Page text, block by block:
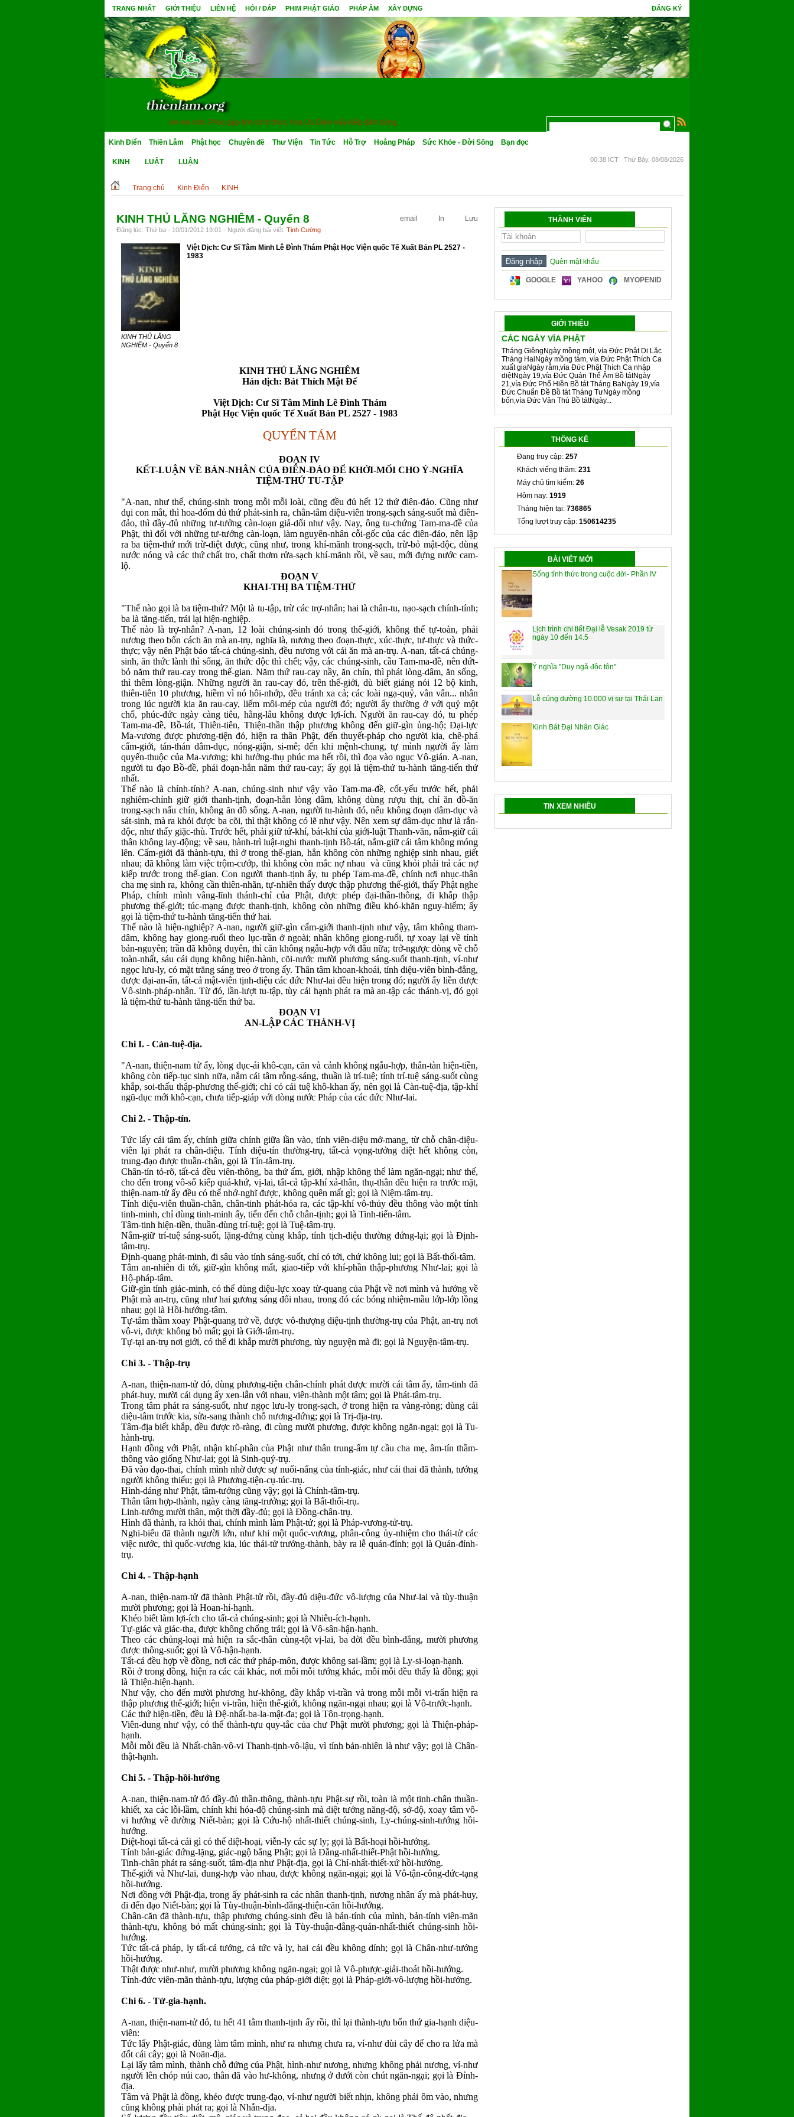
TRANG NHẤT GIỚI THIỆU LIÊN HỆ HỎI / ĐÁP PHIM PHẬT GIÁO PHÁP ÂM XÂY DỰNG ĐĂNG KÝ
mong thân cận minh sư, quả Bồ Đề một đêm mà chín. Phúc gặp tình cờ tri thức, hoa Ưu Đàm mấy kiếp đâm bông.
Kinh Điển
KINH LUẬT LUẬN
Thiền Lâm Phật học Chuyên đề Thư Viện Tin Tức Hỗ Trợ Hoằng Pháp Sức Khỏe - Đời Sống Bạn đọc
00:38 ICT Thứ Bảy, 08/08/2026
Trang chủ Kinh Điển KINH
email In Lưu
KINH THỦ LĂNG NGHIÊM - Quyển 8
Đăng lúc: Thứ ba - 10/01/2012 19:01 - Người đăng bài viết: Tịnh Cường
KINH THỦ LĂNG
NGHIÊM - Quyển 8
Việt Dịch: Cư Sĩ Tâm Minh Lê Đình Thám Phật Học Viện quốc Tế Xuất Bản PL 2527 -
1983
KINH THỦ LĂNG NGHIÊM
Hán dịch: Bát Thích Mật Đế
Việt Dịch: Cư Sĩ Tâm Minh Lê Đình Thám
Phật Học Viện quốc Tế Xuất Bản PL 2527 - 1983
QUYỂN TÁM
ĐOẠN IV
KẾT-LUẬN VỀ BẢN-NHÂN CỦA ĐIÊN-ĐẢO ĐỂ KHỞI-MỐI CHO Ý-NGHĨA
TIỆM-THỨ TU-TẬP
"A-nan, như thế, chúng-sinh trong mỗi mỗi loài, cũng đều đủ hết 12 thứ điên-đảo. Cũng như
dụi con mắt, thì hoa-đốm đủ thứ phát-sinh ra, chân-tâm diệu-viên trong-sạch sáng-suốt mà điên-
đảo, thì đầy-đủ những tư-tưởng càn-loạn giả-dối như vậy. Nay, ông tu-chứng Tam-ma-đề của
Phật, thì đối với những tư-tưởng càn-loạn, làm nguyên-nhân cỗi-gốc của các điên-đảo, nên lập
ra ba tiệm-thứ mới trừ-diệt được, cũng như, trong khí-mãnh trong-sạch, trừ-bỏ mật-độc, dùng
nước nóng và các thứ chất tro, chất thơm rửa-sạch khí-mãnh rồi, về sau, mới đựng nước cam-
lộ.
ĐOẠN V
KHAI-THỊ BA TIỆM-THỨ
"Thế nào gọi là ba tiệm-thứ? Một là tu-tập, trừ các trợ-nhân; hai là chân-tu, nạo-sạch chính-tính;
ba là tăng-tiến, trái lại hiện-nghiệp.
Thế nào là trợ-nhân? A-nan, 12 loài chúng-sinh đó trong thế-giới, không thể tự-toàn, phải
nương theo bốn cách ăn mà an-trụ, nghĩa là, nương theo đoạn-thực, xúc-thực, tư-thực và thức-
thực; vậy nên Phật bảo tất-cả chúng-sinh, đều nương với cái ăn mà an-trụ. A-nan, tất-cả chúng-
sinh, ăn thức lành thì sống, ăn thức độc thì chết; vậy, các chúng-sinh, cầu Tam-ma-đề, nên dứt-
bỏ năm thứ rau-cay trong thế-gian. Năm thứ rau-cay nầy, ăn chín, thì phát lòng-dâm, ăn sống,
thì thêm lòng-giận. Những người ăn rau-cay đó, trên thế-giới, dù biết giảng nói 12 bộ kinh,
thiên-tiên 10 phương, hiềm vì nó hôi-nhớp, đều tránh xa cả; các loài ngạ-quỷ, vân vân... nhân
trong lúc người kia ăn rau-cay, liếm môi-mép của người đó; người ấy thường ở với quỷ một
chổ, phúc-đức ngày càng tiêu, hằng-lâu không được lợi-ích. Người ăn rau-cay đó, tu phép
Tam-ma-đề, Bồ-tát, Thiên-tiên, Thiện-thần thập phương không đến giữ-gìn ủng-hộ; Đại-lực
Ma-vương được phương-tiện đó, hiện ra thân Phật, đến thuyết-pháp cho người kia, chê-phá
cấm-giới, tán-thán dâm-dục, nóng-giận, si-mê; đến khi mệnh-chung, tự mình người ấy làm
quyến-thuộc của Ma-vương; khi hưởng-thụ phúc ma hết rồi, thì đọa vào ngục Vô-gián. A-nan,
người tu đạo Bồ-đề, phải đoạn-hẳn năm thứ rau-cay; ấy gọi là tiệm-thứ tu-hành tăng-tiến thứ
nhất.
Thế nào là chính-tính? A-nan, chúng-sinh như vậy vào Tam-ma-đề, cốt-yếu trước hết, phải
nghiêm-chỉnh giữ giới thanh-tịnh, đoạn-hẳn lòng dâm, không dùng rượu thịt, chỉ ăn đồ-ăn
trong-sạch nấu chín, không ăn đồ sống. A-nan, người tu-hành đó, nếu không đoạn dâm-dục và
sát-sinh, mà ra khỏi được ba cõi, thì thật không có lẽ như vậy. Nên xem sự dâm-dục như là rắn-
độc, như thấy giặc-thù. Trước hết, phải giữ tứ-khí, bát-khí của giới-luật Thanh-văn, nắm-giữ cái
thân không lay-động; về sau, hành-trì luật-nghi thanh-tịnh Bồ-tát, nắm-giữ cái tâm không móng
lên. Cấm-giới đã thành-tựu, thì ở trong thế-gian, hẳn không còn những nghiệp sinh nhau, giết
nhau; đã không làm việc trộm-cướp, thì không còn mắc nợ nhau và cũng khỏi phải trả các nợ
kiếp trước trong thế-gian. Con người thanh-tịnh ấy, tu phép Tam-ma-đề, chính nơi nhục-thân
cha mẹ sinh ra, không cần thiên-nhãn, tự-nhiên thấy được thập phương thế-giới, thấy Phật nghe
Pháp, chính mình vâng-lĩnh thánh-chỉ của Phật, được phép đại-thần-thông, đi khắp thập
phương thế-giới; túc-mạng được thanh-tịnh, không còn những điều khó-khăn nguy-hiểm; ấy
gọi là tiệm-thứ tu-hành tăng-tiến thứ hai.
Thế nào là hiện-nghiệp? A-nan, người giữ-gìn cấm-giới thanh-tịnh như vậy, tâm không tham-
dâm, không hay giong-ruổi theo lục-trần ở ngoài; nhân không giong-ruổi, tự xoay lại về tính
bản-nguyên; trần đã không duyên, thì căn không ngẫu-hợp với đâu nữa; trở-ngược dòng về chỗ
toàn-nhất, sáu cái dụng không hiện-hành, cõi-nước mười phương sáng-suốt thanh-tịnh, ví-như
ngọc lưu-ly, có mặt trăng sáng treo ở trong ấy. Thân tâm khoan-khoái, tính diệu-viên bình-đẳng,
được đại-an-ẩn, tất-cả mật-viên tịnh-diệu các đức Như-lai đều hiện trong đó; người ấy liền được
Vô-sinh-pháp-nhẫn. Từ đó, lần-lượt tu-tập, tùy cái hạnh phát ra mà an-tập các thánh-vị, đó gọi
là tiệm-thứ tu-hành tăng-tiến thứ ba.
ĐOẠN VI
AN-LẬP CÁC THÁNH-VỊ
ChiI. - Càn-tuệ-địa.
"A-nan, thiện-nam tử ấy, lòng dục-ái khô-cạn, căn và cảnh không ngẫu-hợp, thân-tàn hiện-tiền,
không còn tiếp-tục sinh nữa, nắm cái tâm rỗng-sáng, thuần là trí-tuệ; tính trí-tuệ sáng-suốt cùng
khắp, soi-thấu thập-phương thế-giới; chỉ có cái tuệ khô-khan ấy, nên gọi là Càn-tuệ-địa, tập-khí
ngũ-dục mới khô-cạn, chưa tiếp-giáp với dòng nước Pháp của các đức Như-lai.
Chi 2. - Thập-tín.
Tức lấy cái tâm ấy, chính giữa chính giữa lần vào, tính viên-diệu mở-mang, từ chỗ chân-diệu-
viên lại phát ra chân-diệu. Tính diệu-tín thường-trụ, tất-cả vọng-tưởng diệt hết không còn,
trung-đạo được thuần-chân, gọi là Tín-tâm-trụ.
Chân-tín tỏ-rõ, tất-cả đều viên-thông, ba thứ ấm, giới, nhập không thể làm ngăn-ngại; như thế,
cho đến trong vô-số kiếp quá-khứ, vị-lai, tất-cả tập-khí xả-thân, thụ-thân đều hiện ra trước mặt,
thiện-nam-tử ấy đều có thể nhớ-nghĩ được, không quên mất gì; gọi là Niệm-tâm-trụ.
Tính diệu-viên thuần-chân, chân-tinh phát-hóa ra, các tập-khí vô-thủy đều thông vào một tính
tinh-minh, chỉ dùng tinh-minh ấy, tiến đến chỗ chân-tịnh; gọi là Tinh-tiến-tâm.
Tâm-tinh hiện-tiền, thuần-dùng trí-tuệ; gọi là Tuệ-tâm-trụ.
Nắm-giữ trí-tuệ sáng-suốt, lặng-đứng cùng khắp, tính tịch-diệu thường đứng-lại; gọi là Định-
tâm-trụ.
Định-quang phát-minh, đi sâu vào tính sáng-suốt, chỉ có tới, chứ không lui; gọi là Bất-thối-tâm.
Tâm an-nhiên đi tới, giữ-gìn không mất, giao-tiếp với khí-phần thập-phương Như-lai; gọi là
Hộ-pháp-tâm.
Giữ-gìn tính giác-minh, có thể dùng diệu-lực xoay từ-quang của Phật về nơi mình và hướng về
Phật mà an-trụ, cũng như hai gương sáng đối nhau, trong đó các bóng nhiệm-mầu lớp-lớp lồng
nhau; gọi là Hồi-hướng-tâm.
Tự-tâm thầm xoay Phật-quang trở về, được vô-thượng diệu-tịnh thường-trụ của Phật, an-trụ nơi
vô-vi, được không bỏ mất; gọi là Giới-tâm-trụ.
Tự-tại an-trụ nơi giới, có thể đi khắp mười phương, tùy nguyện mà đi; gọi là Nguyện-tâm-trụ.
Chi 3. - Thập-trụ
A-nan, thiện-nam-tử đó, dùng phương-tiện chân-chính phát được mười cái tâm ấy, tâm-tinh đã
phát-huy, mười cái dụng ấy xen-lẫn với nhau, viên-thành một tâm; gọi là Phát-tâm-trụ.
Trong tâm phát ra sáng-suốt, như ngọc lưu-ly trong-sạch, ở trong hiện ra vàng-ròng; dùng cái
diệu-tâm trước kia, sửa-sang thành chỗ nương-đứng; gọi là Trị-địa-trụ.
Tâm-địa biết khắp, đều được rõ-ràng, đi cùng mười phương, được không ngăn-ngại; gọi là Tu-
hành-trụ.
Hạnh đồng với Phật, nhận khí-phần của Phật như thân trung-ấm tự cầu cha mẹ, âm-tín thầm-
thông vào giống Như-lai; gọi là Sinh-quý-trụ.
Đã vào đạo-thai, chính mình nhờ được sự nuối-nấng của tính-giác, như cái thai đã thành, tướng
người không thiếu; gọi là Phương-tiện-cụ-túc-trụ.
Hình-dáng như Phật, tâm-tướng cũng vậy; gọi là Chính-tâm-trụ.
Thân tâm hợp-thành, ngày càng tăng-trưởng; gọi là Bất-thối-trụ.
Linh-tướng mười thân, một thời đầy-đủ; gọi là Đồng-chân-trụ.
Hình đã thành, ra khỏi thai, chính mình làm Phật-tử; gọi là Pháp-vương-tử-trụ.
Nghi-biểu đã thành người lớn, như khi một quốc-vương, phân-công ủy-nhiệm cho thái-tử các
việc nước, thì quốc-vương kia, lúc thái-tử trưởng-thành, bày ra lễ quán-đỉnh; gọi là Quán-đỉnh-
trụ.
Chi 4. - Thập-hạnh
A-nan, thiện-nam-tử đã thành Phật-tử rồi, đầy-đủ diệu-đức vô-lượng của Như-lai và tùy-thuận
mười phương; gọi là Hoan-hỉ-hạnh.
Khéo biết làm lợi-ích cho tất-cả chúng-sinh; gọi là Nhiêu-ích-hạnh.
Tự-giác và giác-tha, được không chống trái; gọi là Vô-sân-hận-hạnh.
Theo các chủng-loại mà hiện ra sắc-thân cùng-tột vị-lai, ba đời đều bình-đẳng, mười phương
được thông-suốt; gọi là Vô-hận-hạnh.
Tất-cả đều hợp về đồng, nơi các thứ pháp-môn, được không sai-lầm; gọi là Ly-si-loạn-hạnh.
Rồi ở trong đồng, hiện ra các cái khác, nơi mỗi mỗi tướng khác, mỗi mỗi đều thấy là đồng; gọi
là Thiện-hiện-hạnh.
Như vậy, cho đến mười phương hư-không, đầy khắp vi-trần và trong mỗi mỗi vi-trẩn hiện ra
thập phương thế-giới; hiện vi-trần, hiện thế-giới, không ngăn-ngại nhau; gọi là Vô-trước-hạnh.
Các thứ hiện-tiền, đều là Đệ-nhất-ba-la-mật-đa; gọi là Tôn-trọng-hạnh.
Viên-dung như vậy, có thể thành-tựu quy-tắc của chư Phật mười phương; gọi là Thiện-pháp-
hạnh.
Mỗi mỗi đều là Nhất-chân-vô-vi Thanh-tịnh-vô-lậu, vì tính bản-nhiên là như vậy; gọi là Chân-
thật-hạnh.
Chi 5. - Thập-hồi-hướng
A-nan, thiện-nam-tử đó đầy-đủ thần-thông, thành-tựu Phật-sự rồi, toàn là một tinh-chân thuần-
khiết, xa các lỗi-lầm, chính khi hóa-độ chúng-sinh mà diệt tướng năng-độ, sở-độ, xoay tâm vô-
vi hướng về đường Niết-bàn; gọi là Cứu-hộ nhất-thiết chúng-sinh, Ly-chúng-sinh-tướng hồi-
hướng.
Diệt-hoại tất-cả cái gì có thể diệt-hoại, viễn-ly các sự ly; gọi là Bất-hoại hồi-hướng.
Tính bản-giác đứng-lặng, giác-ngộ bằng Phật; gọi là Đẳng-nhất-thiết-Phật hồi-hướng.
Tinh-chân phát ra sáng-suốt, tâm-địa như Phật-địa, gọi là Chí-nhất-thiết-xứ hồi-hướng.
Thế-giới và Như-lai, dung-hợp vào nhau, được không ngăn-ngại; gọi là Vô-tận-công-đức-tạng
hồi-hướng.
Nơi đồng với Phật-địa, trong ấy phát-sinh ra các nhân thanh-tịnh, nương nhân ấy mà phát-huy,
đi đến đạo Niết-bàn; gọi là Tùy-thuận-bình-đẳng-thiện-căn hồi-hướng.
Chân-căn đã thành-tựu, thập phương chúng-sinh đều là bản-tính của mình, bản-tính viên-mãn
thành-tựu, không bỏ mất chúng-sinh; gọi là Tùy-thuận-đẳng-quán-nhất-thiết chúng-sinh hồi-
hướng.
Tức tất-cả pháp, ly tất-cả tướng, cả tức và ly, hai cái đều không dính; gọi là Chân-như-tướng
hồi-hướng.
Thật được như-như, mười phương không ngăn-ngại; gọi là Vô-phược-giải-thoát hồi-hướng.
Tính-đức viên-mãn thành-tựu, lượng của pháp-giới diệt; gọi là Pháp-giới-vô-lượng hồi-hướng.
Chi 6. - Tứ-gia-hạnh.
A-nan, thiện-nam-tử đó, tu hết 41 tâm thanh-tịnh ấy rồi, thì lại thành-tựu bốn thứ gia-hạnh diệu-
viên:
Tức lấy Phật-giác, dùng làm tâm mình, như ra nhưng chưa ra, ví-như dùi cây để cho ra lửa mà
đốt cái cây; gọi là Noãn-địa.
Lại lấy tâm mình, thành chỗ đứng của Phật, hình-như nương, nhưng không phải nương, ví-như
người lên chóp núi cao, thân đã vào hư-không, nhưng ở dưới còn chút ngăn-ngại; gọi là Đỉnh-
địa.
Tâm và Phật là đồng, khéo được trung-đạo, ví-như người biết nhịn, không phải ôm vào, nhưng
cũng không phải phát ra; gọi là Nhẫn-địa.
THÀNH VIÊN
Quên mật khẩu
GOOGLE YAHOO MYOPENID
GIỚI THIỆU
CÁC NGÀY VÍA PHẬT
Tháng GiêngNgày mồng một, vía Đức Phật Di Lặc
Tháng HaiNgày mồng tám, vía Đức Phật Thích Ca
xuất giaNgày rằm,vía Đức Phật Thích Ca nhập
diệtNgày 19,vía Đức Quán Thế Âm Bồ tátNgày
21,vía Đức Phổ Hiền Bồ tát Tháng BaNgày 19,vía
Đức Chuẩn Đề Bồ tát Tháng TưNgày mồng
bốn,vía Đức Văn Thù Bồ tátNgày...
THỐNG KÊ
Đang truy cập: 257
Khách viếng thăm: 231
Máy chủ tìm kiếm: 26
Hôm nay: 1919
Tháng hiện tại: 736865
Tổng lượt truy cập: 150614235
BÀI VIẾT MỚI
Sống tỉnh thức trong cuộc đời- Phần IV
Lịch trình chi tiết Đại lễ Vesak 2019 từ
ngày 10 đến 14.5
Ý nghĩa "Duy ngã độc tôn"
Lễ cúng dường 10.000 vị sư tại Thái Lan
Kinh Bát Đại Nhân Giác
TIN XEM NHIỀU